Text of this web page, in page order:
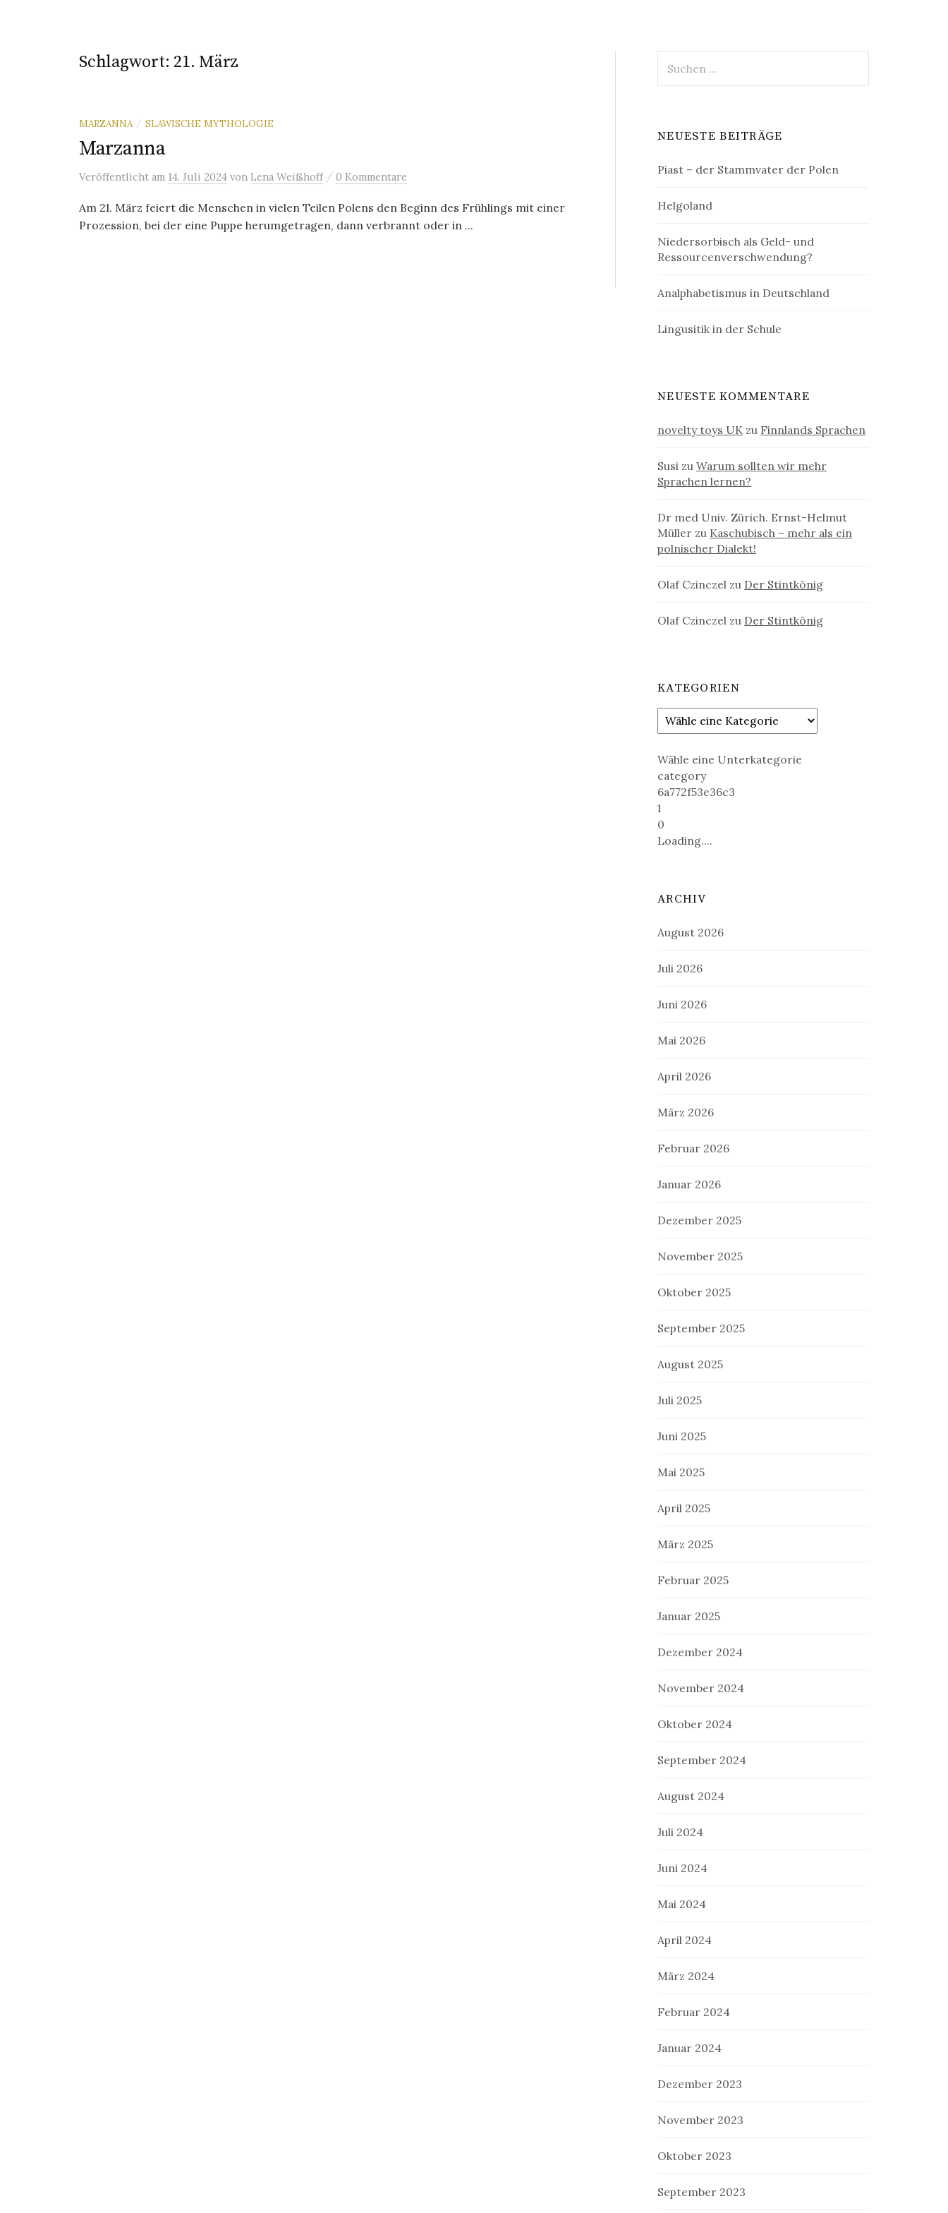
Schlagwort: 21. März
MARZANNA / SLAWISCHE MYTHOLOGIE
Marzanna
Veröffentlicht am 14. Juli 2024 von Lena Weißhoff / 0 Kommentare
Am 21. März feiert die Menschen in vielen Teilen Polens den Beginn des Frühlings mit einer
Prozession, bei der eine Puppe herumgetragen, dann verbrannt oder in ...
nach:
NEUESTE BEITRÄGE
Piast – der Stammvater der Polen
Helgoland
Niedersorbisch als Geld- und
Ressourcenverschwendung?
Analphabetismus in Deutschland
Lingusitik in der Schule
NEUESTE KOMMENTARE
novelty toys UK zu Finnlands Sprachen
Susi zuWarum sollten wir mehr
Sprachen lernen?
Dr med Univ. Zürich. Ernst-Helmut
Müller zu Kaschubisch – mehr als ein
polnischer Dialekt!
Olaf Czinczel zu Der Stintkönig
Olaf Czinczel zu Der Stintkönig
KATEGORIEN
Wähle eine Unterkategorie
category
6a772f53e36c3
1
0
Loading....
ARCHIV
August 2026
Juli 2026
Juni 2026
Mai 2026
April 2026
März 2026
Februar 2026
Januar 2026
Dezember 2025
November 2025
Oktober 2025
September 2025
August 2025
Juli 2025
Juni 2025
Mai 2025
April 2025
März 2025
Februar 2025
Januar 2025
Dezember 2024
November 2024
Oktober 2024
September 2024
August 2024
Juli 2024
Juni 2024
Mai 2024
April 2024
März 2024
Februar 2024
Januar 2024
Dezember 2023
November 2023
Oktober 2023
September 2023